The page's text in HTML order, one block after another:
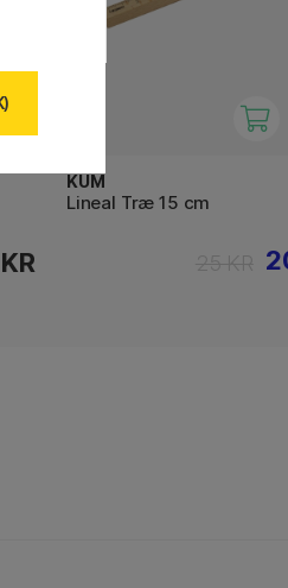
KUM
Lineal Træ 15 cm